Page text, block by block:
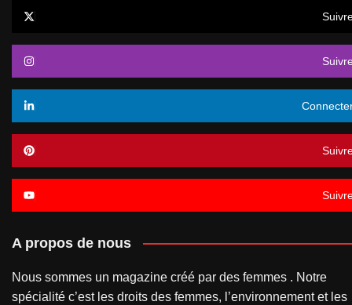
A propos de nous
Nous sommes un magazine créé par des femmes . Notre
spécialité c’est les droits des femmes, l’environnement et les